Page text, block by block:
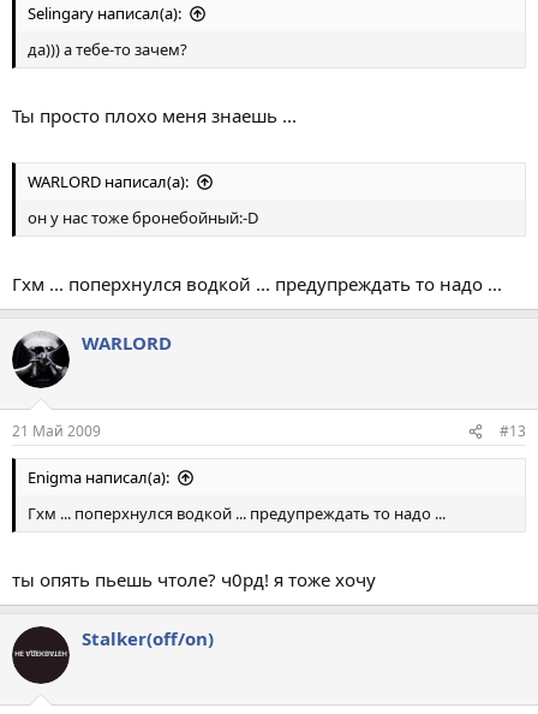
Selingary написал(а):
да))) а тебе-то зачем?
Ты просто плохо меня знаешь ...
WARLORD написал(а):
он у нас тоже бронебойный:-D
Гхм ... поперхнулся водкой ... предупреждать то надо ...
WARLORD
21 Май 2009 #13
Enigma написал(а):
Гхм ... поперхнулся водкой ... предупреждать то надо ...
ты опять пьешь чтоле? ч0рд! я тоже хочу
Stalker(off/on)